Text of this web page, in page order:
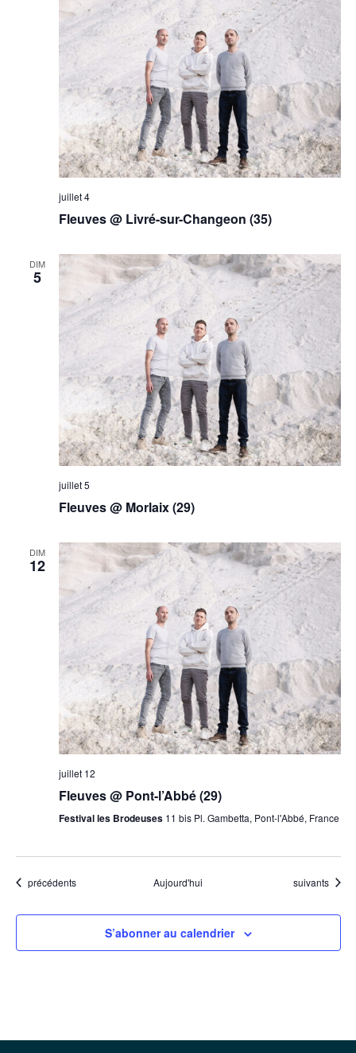
juillet 4
Fleuves @ Livré-sur-Changeon (35)
DIM
5
juillet 5
Fleuves @ Morlaix (29)
DIM
12
juillet 12
Fleuves @ Pont-l’Abbé (29)
Festival les Brodeuses 11 bis Pl. Gambetta, Pont-l'Abbé, France
Évènements
précédents Aujourd'hui Évènements
suivants
S’abonner au calendrier